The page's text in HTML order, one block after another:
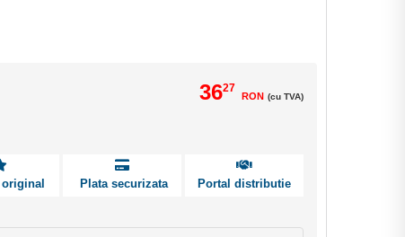
3627
RON (cu TVA)
Plata securizata Portal distributie